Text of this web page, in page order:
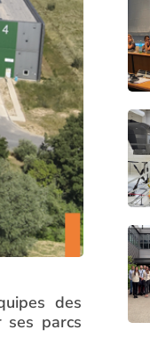
des
ses parcs